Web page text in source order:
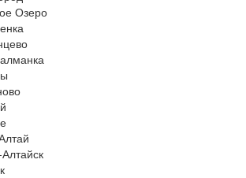
Озеро